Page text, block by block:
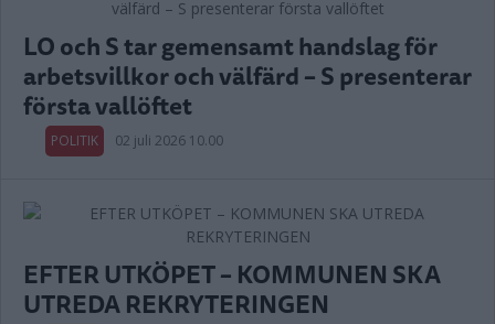
LO och S tar gemensamt handslag för
arbetsvillkor och välfärd – S presenterar
första vallöftet
POLITIK 02 juli 2026 10.00
EFTER UTKÖPET – KOMMUNEN SKA
UTREDA REKRYTERINGEN